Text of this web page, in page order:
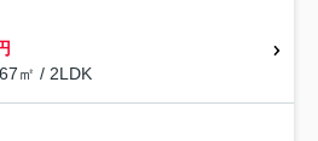
㎡ / 2LDK